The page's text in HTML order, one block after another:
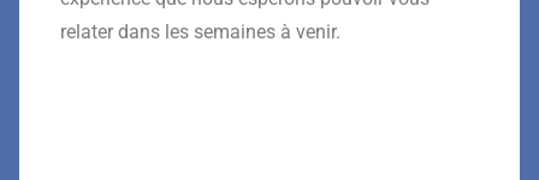
relater dans les semaines à venir.